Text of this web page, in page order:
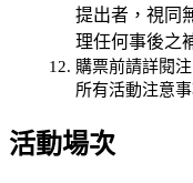
提出者，視同
理任何事後之
購票前請詳閱
所有活動注意事
活動場次